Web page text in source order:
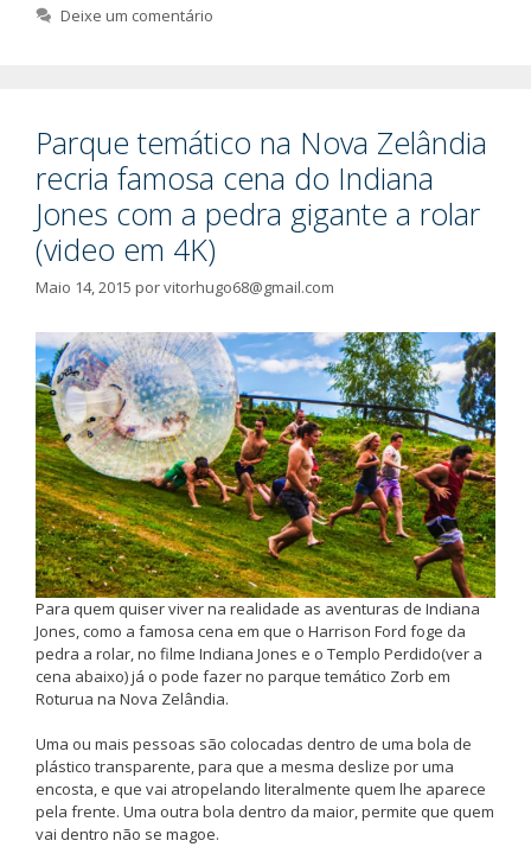
Deixe um comentário
Parque temático na Nova Zelândia
recria famosa cena do Indiana
Jones com a pedra gigante a rolar
(video em 4K)
Maio 14, 2015 porvitorhugo68@gmail.com
Para quem quiser viver na realidade as aventuras de Indiana
Jones, como a famosa cena em que o Harrison Ford foge da
pedra a rolar, no filme Indiana Jones e o Templo Perdido(ver a
cena abaixo) já o pode fazer no parque temático Zorb em
Roturua na Nova Zelândia.
Uma ou mais pessoas são colocadas dentro de uma bola de
plástico transparente, para que a mesma deslize por uma
encosta, e que vai atropelando literalmente quem lhe aparece
pela frente. Uma outra bola dentro da maior, permite que quem
vai dentro não se magoe.